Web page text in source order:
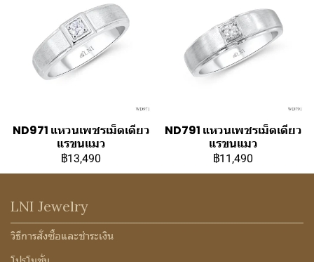
ND971 แหวนเพชรเม็ดเดียว
แรขนแมว
฿13,490
ND791 แหวนเพชรเม็ดเดียว
แรขนแมว
฿11,490
LNI Jewelry
วิธีการสั่งซื้อและชำระเงิน